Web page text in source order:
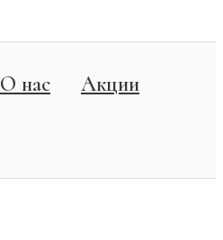
О нас
Акции